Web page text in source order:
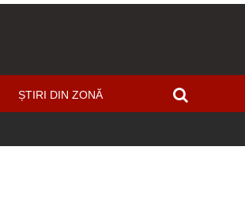
ȘTIRI DIN ZONĂ